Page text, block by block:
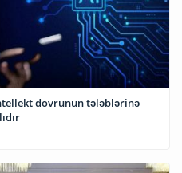
dövrünün tələblərinə